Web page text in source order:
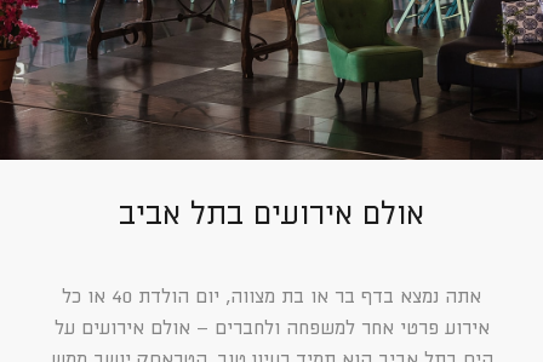
אולם אירועים בתל אביב
אתה נמצא בדף בר או בת מצווה, יום הולדת 40 או כל
אירוע פרטי אחר למשפחה ולחברים – אולם אירועים על